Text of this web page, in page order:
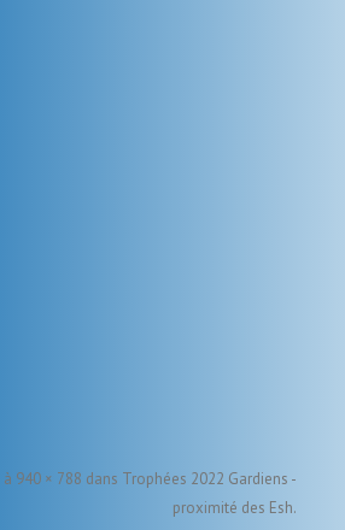
à 940 × 788 dans Trophées 2022 Gardiens -
proximité des Esh.